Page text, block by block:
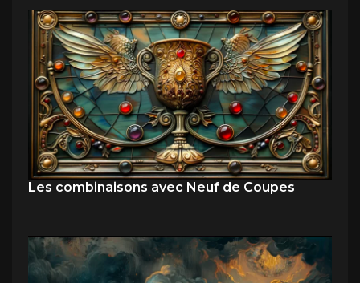
Les combinaisons avec Neuf de Coupes